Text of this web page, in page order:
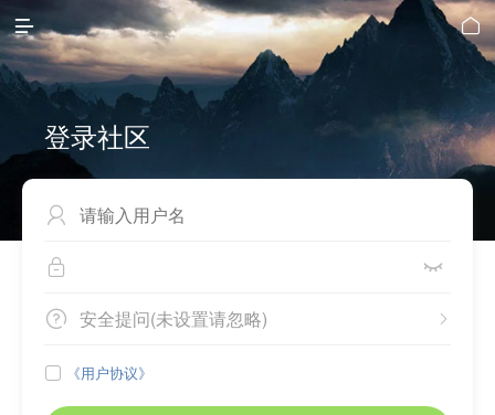
 
登录社区

 
 
安全提问(未设置请忽略)
 《用户协议》